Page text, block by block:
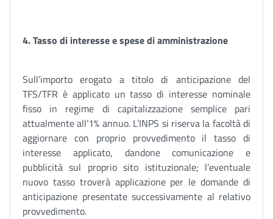
4.Tasso di interesse e spese di amministrazione
Sull’importo erogato a titolo di anticipazione del
TFS/TFR è applicato un tasso di interesse nominale
fisso in regime di capitalizzazione semplice pari
attualmente all’1% annuo. L’INPS si riserva la facoltà di
aggiornare con proprio provvedimento il tasso di
interesse applicato, dandone comunicazione e
pubblicità sul proprio sito istituzionale; l’eventuale
nuovo tasso troverà applicazione per le domande di
anticipazione presentate successivamente al relativo
provvedimento.